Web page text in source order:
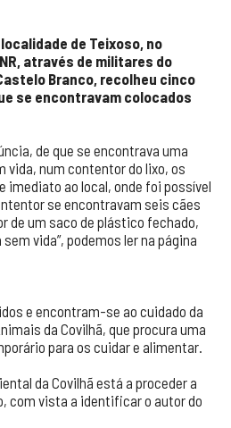
de Teixoso, no
através de militares do
Branco, recolheu cinco
se encontravam colocados
de que se encontrava uma
vida, num contentor do lixo, os
ao local, onde foi possível
se encontravam seis cães
de um saco de plástico fechado,
vida”, podemos ler na página
e encontram-se ao cuidado da
da Covilhã, que procura uma
para os cuidar e alimentar.
da Covilhã está a proceder a
com vista a identificar o autor do